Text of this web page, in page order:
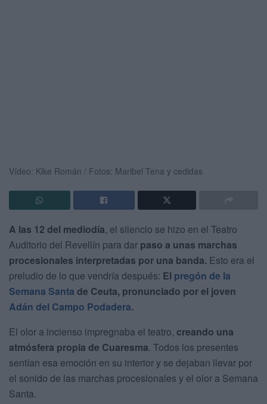
Vídeo: Kike Román / Fotos: Maribel Tena y cedidas
A las 12 del mediodía, el silencio se hizo en el Teatro
Auditorio del Revellín para dar paso a unas marchas
procesionales interpretadas por una banda. Esto era el
preludio de lo que vendría después: El pregón de la
Semana Santa de Ceuta, pronunciado por el joven
Adán del Campo Podadera.
El olor a incienso impregnaba el teatro, creando una
atmósfera propia de Cuaresma. Todos los presentes
sentían esa emoción en su interior y se dejaban llevar por
el sonido de las marchas procesionales y el olor a Semana
Santa.